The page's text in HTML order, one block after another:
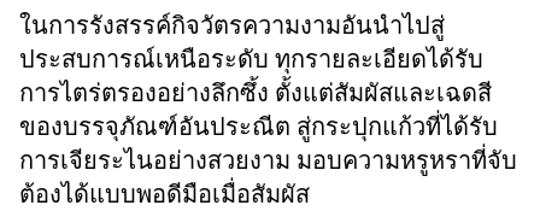
%
L
e
e
s
i
n
-
i
t
r
e
ในการรังสรรค์กิจวัตรความงามอันนำไปสู่
ประสบการณ์เหนือระดับ ทุกรายละเอียดได้รับ
การไตร่ตรองอย่างลึกซึ้ง ตั้งแต่สัมผัสและเฉดสี
ของบรรจุภัณฑ์อันประณีต สู่กระปุกแก้วที่ได้รับ
การเจียระไนอย่างสวยงาม มอบความหรูหราที่จับ
ต้องได้แบบพอดีมือเมื่อสัมผัส